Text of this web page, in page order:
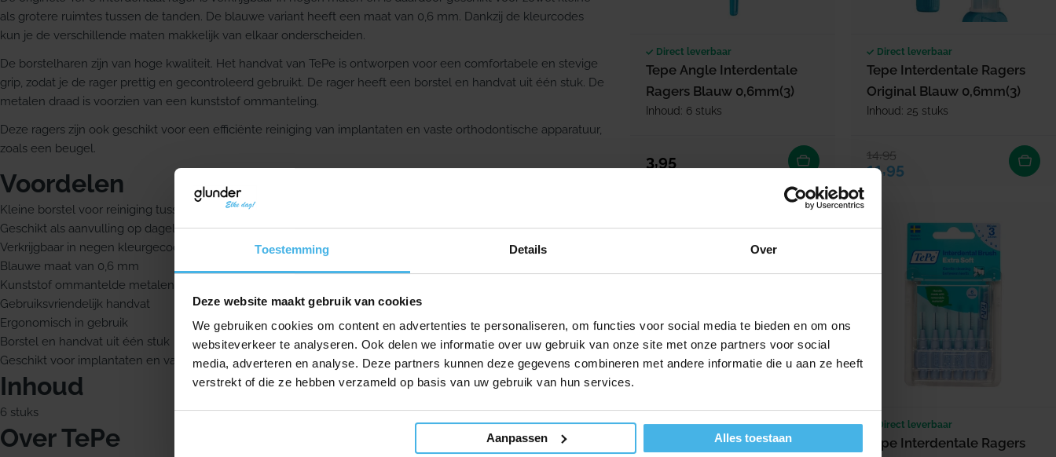
Toestemming Details Over
Deze website maakt gebruik van cookies
We gebruiken cookies om content en advertenties te personaliseren, om functies voor social media te bieden en om ons
websiteverkeer te analyseren. Ook delen we informatie over uw gebruik van onze site met onze partners voor social
media, adverteren en analyse. Deze partners kunnen deze gegevens combineren met andere informatie die u aan ze heeft
verstrekt of die ze hebben verzameld op basis van uw gebruik van hun services.
Aanpassen Alles toestaan
als grotere ruimtes tussen de tanden. De blauwe variant heeft een maat van 0,6 mm. Dankzij de kleurcodes
kun je de verschillende maten makkelijk van elkaar onderscheiden.
De borstelharen zijn van hoge kwaliteit. Het handvat van TePe is ontworpen voor een comfortabele en stevige
grip, zodat je de rager prettig en gecontroleerd gebruikt. De rager heeft een borstel en handvat uit één stuk. De
metalen draad is voorzien van een kunststof ommanteling.
Deze ragers zijn ook geschikt voor een efficiënte reiniging van implantaten en vaste orthodontische apparatuur,
zoals een beugel.
Voordelen
Kleine borstel voor reiniging tussen de tanden
Geschikt als aanvulling op dagelijks tandenpoetsen
Verkrijgbaar in negen kleurgecodeerde maten
Blauwe maat van 0,6 mm
Kunststof ommantelde metalen draad
Gebruiksvriendelijk handvat
Ergonomisch in gebruik
Borstel en handvat uit één stuk
Geschikt voor implantaten en vaste orthodontische apparatuur
Inhoud
6 stuks
Over TePe
Direct leverbaar
Tepe Angle Interdentale
Ragers Blauw 0,6mm(3)
Inhoud: 6 stuks
Normale prijs
3,95
Direct leverbaar
Tepe Interdentale Ragers
Original Blauw 0,6mm(3)
Inhoud: 25 stuks
Verkoopprijs
11,95
Normale prijs
14,95
Direct leverbaar
Tepe Interdentale Ragers
Direct leverbaar
Tepe Interdentale Ragers